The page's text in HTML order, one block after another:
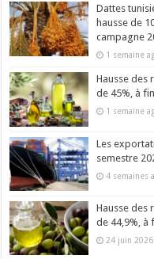
Dattes
hausse de
campagne
1 semaine
Hausse des
de 45%, à
1 semaine
Les
semestre
4 semaines
Hausse des
de 44,9%, à
24 juin 2026